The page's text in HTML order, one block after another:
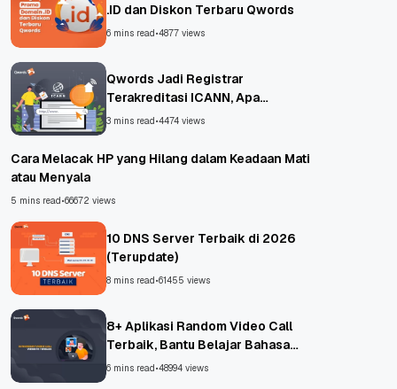
.ID dan Diskon Terbaru Qwords
6 mins read•4877 views
Qwords Jadi Registrar
Terakreditasi ICANN, Apa
Untungnya?
3 mins read•4474 views
Cara Melacak HP yang Hilang dalam Keadaan Mati
atau Menyala
5 mins read•66672 views
10 DNS Server Terbaik di 2026
(Terupdate)
8 mins read•61455 views
8+ Aplikasi Random Video Call
Terbaik, Bantu Belajar Bahasa
Asing!
6 mins read•48994 views